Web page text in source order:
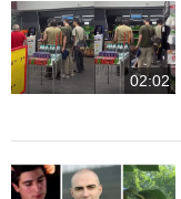
02:02